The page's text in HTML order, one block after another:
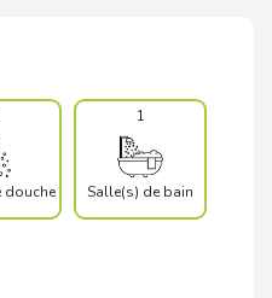
douche
1
Salle(s) de bain